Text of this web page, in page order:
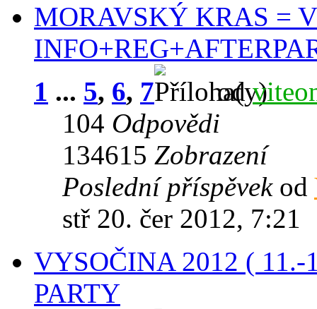
MORAVSKÝ KRAS =
1 ... 5, 6, 7 od
104 Odpovědi
134615 Zobrazení
Poslední příspěvek od
stř 20. čer 2012, 7:21
VYSOČINA 2012 ( 11.-
PARTY